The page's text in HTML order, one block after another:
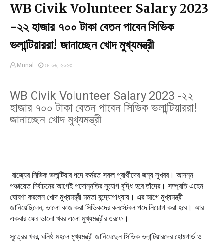
WB Civik Volunteer Salary 2023
-২২ হাজার ৭০০ টাকা বেতন পাবেন সিভিক
ভলান্টিয়াররা! জানাচ্ছেন খোদ মুখ্যমন্ত্রী
Mrinal মে ০৬, ২০২৩
WB Civik Volunteer Salary 2023 -২২
হাজার ৭০০ টাকা বেতন পাবেন সিভিক ভলান্টিয়াররা!
জানাচ্ছেন খোদ মুখ্যমন্ত্রী
রাজ্যের সিভিক ভলান্টিয়ার পদে কর্মরত সকল প্রার্থীদের জন্য সুখবর। আসন্ন
পঞ্চায়েত নির্বাচনের আগেই পদোন্নতির সুযোগ বৃদ্ধি হবে তাঁদের। সম্প্রতি এহেন
ঘোষণা করলেন খোদ মুখ্যমন্ত্রী মমতা বন্দ্যোপাধ্যায়। এর আগে মুখ্যমন্ত্রী
জানিয়েছিলেন, ভালো কাজ করা সিভিকদের কনস্টেবল পদে নিয়োগ করা হবে। আর
একবার ফের ভালো খবর এলো মুখ্যমন্ত্রীর তরফে।
সূত্রের খবর, ঘনিষ্ঠ মহলে মুখ্যমন্ত্রী জানিয়েছেন সিভিক ভলান্টিয়ারদের হোমগার্ড ও